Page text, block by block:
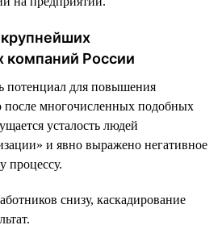
компаний России
потенциал для повышения
после многочисленных подобных
усталость людей
и явно выражено негативное
процессу.
снизу, каскадирование